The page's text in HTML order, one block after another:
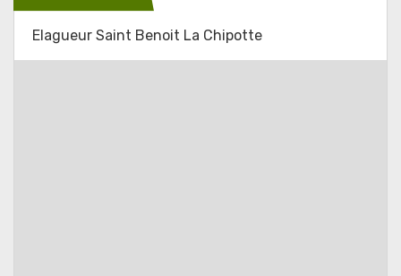
Elagueur Saint Benoit La Chipotte